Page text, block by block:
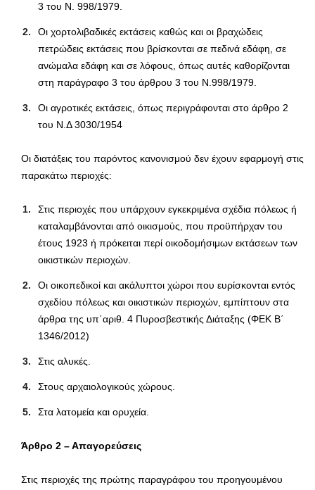
3 του Ν. 998/1979.
Οι χορτολιβαδικές εκτάσεις καθώς και οι βραχώδεις
πετρώδεις εκτάσεις που βρίσκονται σε πεδινά εδάφη, σε
ανώμαλα εδάφη και σε λόφους, όπως αυτές καθορίζονται
στη παράγραφο 3 του άρθρου 3 του Ν.998/1979.
Οι αγροτικές εκτάσεις, όπως περιγράφονται στο άρθρο 2
του Ν.Δ 3030/1954
Οι διατάξεις του παρόντος κανονισμού δεν έχουν εφαρμογή στις
παρακάτω περιοχές:
Στις περιοχές που υπάρχουν εγκεκριμένα σχέδια πόλεως ή
καταλαμβάνονται από οικισμούς, που προϋπήρχαν του
έτους 1923 ή πρόκειται περί οικοδομήσιμων εκτάσεων των
οικιστικών περιοχών.
Οι οικοπεδικοί και ακάλυπτοι χώροι που ευρίσκονται εντός
σχεδίου πόλεως και οικιστικών περιοχών, εμπίπτουν στα
άρθρα της υπ΄αριθ. 4 Πυροσβεστικής Διάταξης (ΦΕΚ Β΄
1346/2012)
Στις αλυκές.
Στους αρχαιολογικούς χώρους.
Στα λατομεία και ορυχεία.
Άρθρο 2 –Απαγορεύσεις
Στις περιοχές της πρώτης παραγράφου του προηγουμένου